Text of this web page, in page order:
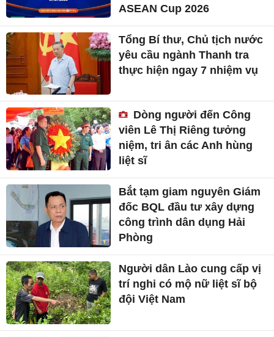
ASEAN Cup 2026
Tổng Bí thư, Chủ tịch nước
yêu cầu ngành Thanh tra
thực hiện ngay 7 nhiệm vụ
Dòng người đến Công
viên Lê Thị Riêng tưởng
niệm, tri ân các Anh hùng
liệt sĩ
Bắt tạm giam nguyên Giám
đốc BQL đầu tư xây dựng
công trình dân dụng Hải
Phòng
Người dân Lào cung cấp vị
trí nghi có mộ nữ liệt sĩ bộ
đội Việt Nam